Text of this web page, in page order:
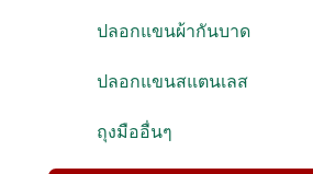
ปลอกแขนผ้ากันบาด
ปลอกแขนสแตนเลส
ถุงมืออื่นๆ